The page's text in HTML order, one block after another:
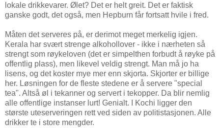
lokale drikkevarer. Ølet? Det er helt greit. Det er faktisk
ganske godt, det også, men Hepburn får fortsatt hvile i fred.
Måten det serveres på, er derimot meget merkelig igjen.
Kerala har svært strenge alkohollover - ikke i nærheten så
strengt som røykeloven (det er simpelthen forbudt å røyke på
offentlig plass), men likevel veldig strengt. Man må jo ha
lisens, og det koster mye mer enn skjorta. Skjorter er billige
her. Løsningen for de fleste stedene er å servere "special
tea". Altså øl i tekanner og servert i tekopper. Da blir nemlig
alle offentlige instanser lurt! Genialt. I Kochi ligger den
største uteserveringen rett ved siden av politistasjonen. Alle
drikker te i store mengder.